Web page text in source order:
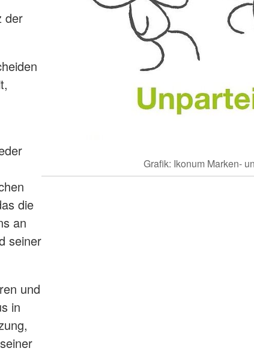
Grafik: Ikonum Marken-
der
die
an
seiner
und
in